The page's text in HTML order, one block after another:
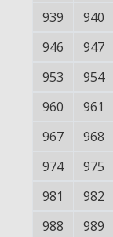
939
940
946
947
953
954
960
961
967
968
974
975
981
982
988
989